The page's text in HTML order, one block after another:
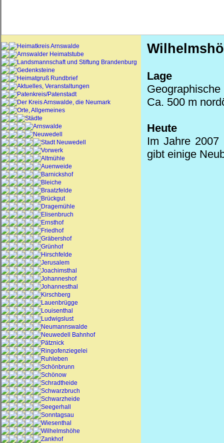
Heimatkreis Arnswalde
Arnswalder Heimatstube
Landsmannschaft und Stiftung Brandenburg
Gedenksteine
Heimatgruß Rundbrief
Aktuelles, Veranstaltungen
Patenkreis/Patenstadt
Der Kreis Arnswalde, die Neumark
Orte, Allgemeines
Städte
Arnswalde
Neuwedell
Stadt Neuwedell
Vorwerk
Altmühle
Auenweide
Barnickshof
Bleiche
Braatzfelde
Brückgut
Dragemühle
Elisenbruch
Ernsthof
Friedhof
Gräbershof
Grünhof
Hirschfelde
Jerusalem
Joachimsthal
Johanneshof
Johannesthal
Kirschberg
Lauenbrügge
Louisenthal
Ludwigslust
Neumannswalde
Neuwedell Bahnhof
Pätznick
Ringofenziegelei
Ruhleben
Schönbrunn
Schönow
Schradtheide
Schwarzbruch
Schwarzheide
Seegerhall
Sonntagsau
Wiesenthal
Wilhelmshöhe
Zankhof
Lage
Geographische
Ca. 500 m
Heute
Im Jahre
gibt einige